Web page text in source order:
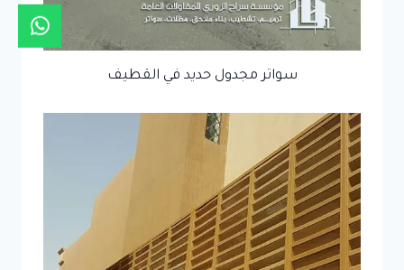
سواتر مجدول حديد في القطيف